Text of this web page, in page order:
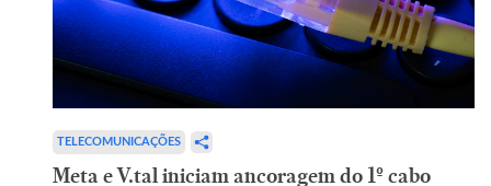
TELECOMUNICAÇÕES
Meta e V.tal iniciam ancoragem do 1º cabo